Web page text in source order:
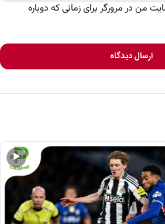
من در مرورگر برای زمانی که دوباره
ارسال دیدگاه
▶